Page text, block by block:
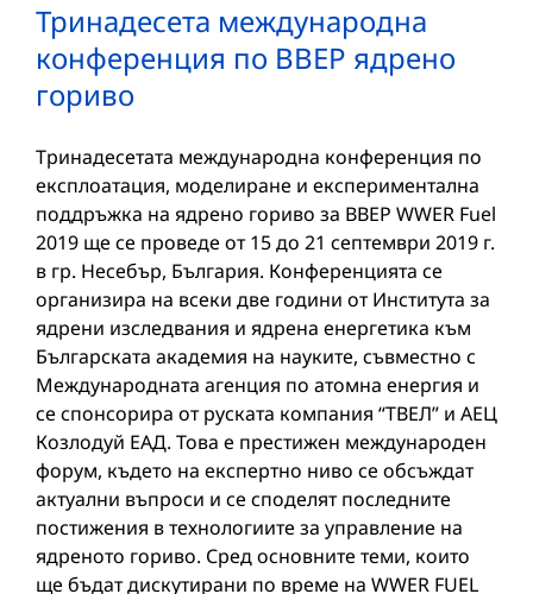
Тринадесета международна
конференция по ВВЕР ядрено
гориво
Тринадесетата международна конференция по
експлоатация, моделиране и експериментална
поддръжка на ядрено гориво за ВВЕР WWER Fuel
2019 ще се проведе от 15 до 21 септември 2019 г.
в гр. Несебър, България. Конференцията се
организира на всеки две години от Института за
ядрени изследвания и ядрена енергетика към
Българската академия на науките, съвместно с
Международната агенция по атомна енергия и
се спонсорира от руската компания “ТВЕЛ” и АЕЦ
Козлодуй ЕАД. Това е престижен международен
форум, където на експертно ниво се обсъждат
актуални въпроси и се споделят последните
постижения в технологиите за управление на
ядреното гориво. Сред основните теми, които
ще бъдат дискутирани по време на WWER FUEL